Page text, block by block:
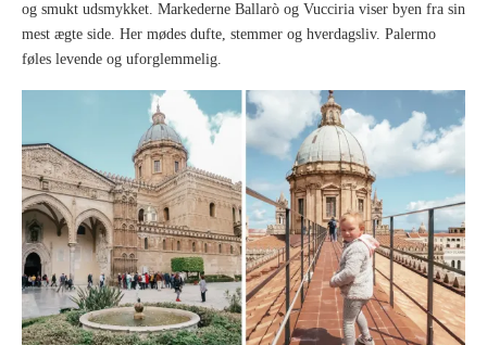
og smukt udsmykket. Markederne Ballarò og Vucciria viser byen fra sin
mest ægte side. Her mødes dufte, stemmer og hverdagsliv. Palermo
føles levende og uforglemmelig.